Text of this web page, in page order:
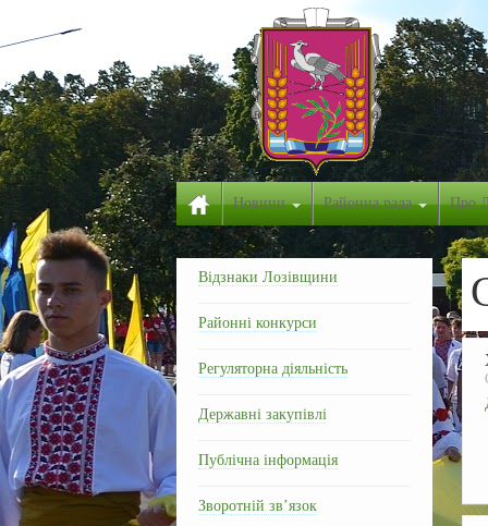
Новини Районна рада Про
Відзнаки Лозівщини
Районні конкурси
Регуляторна діяльність
Державні закупівлі
Публічна інформація
Зворотній зв’язок